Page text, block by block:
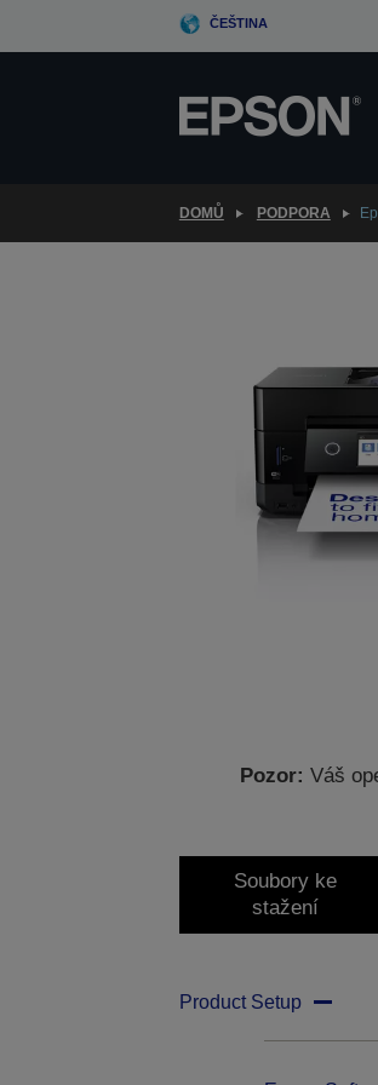
ČEŠTINA
DOMŮ PODPORA
Pozor: Váš
Soubory ke
stažení
Product Setup